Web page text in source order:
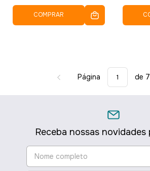
COMPRAR
Página de 7
Receba nossas novidades